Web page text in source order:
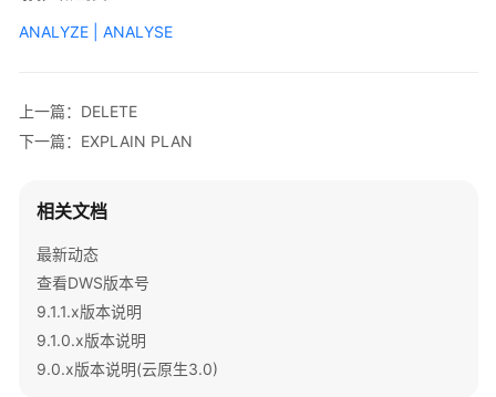
Query estimated mem:
rows
ANALYZE | ANALYSE
上一篇：DELETE
下一篇：EXPLAIN PLAN
相关文档
最新动态
查看DWS版本号
9.1.1.x版本说明
9.1.0.x版本说明
9.0.x版本说明(云原生3.0)